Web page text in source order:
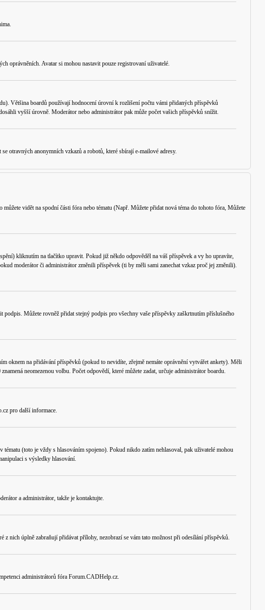
oprávněních. Avatar si mohou nastavit pouze registrovaní uživatelé.
Většina boardů používají hodnocení úrovní k rozlišení počtu vámi přidaných příspěvků
vyšší úrovně. Moderátor nebo administrátor pak může počet vašich příspěvků snížit.
otravných anonymních vzkazů a robotů, které sbírají e-mailové adresy.
vidět na spodní části fóra nebo tématu (Např. Můžete přidat nová téma do tohoto fóra, Můžete
kliknutím na tlačítko upravit. Pokud již někdo odpověděl na váš příspěvek a vy ho upravíte,
moderátor či administrátor změnili příspěvek (ti by měli sami zanechat vzkaz proč jej změnili).
podpis. Můžete rovněž přidat stejný podpis pro všechny vaše příspěvky zaškrtnutím příslušného
oknem na přidávání příspěvků (pokud to nevidíte, zřejmě nemáte oprávnění vytvářet ankety). Měli
neomezenou volbu. Počet odpovědí, které můžete zadat, určuje administrátor boardu.
pro další informace.
(toto je vždy s hlasováním spojeno). Pokud nikdo zatím nehlasoval, pak uživatelé mohou
s výsledky hlasování.
a administrátor, takže je kontaktujte.
nich úplně zabraňují přidávat přílohy, nezobrazí se vám tato možnost při odesílání příspěvků.
administrátorů fóra Forum.CADHelp.cz.